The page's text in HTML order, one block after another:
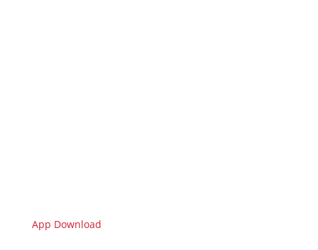
App Download